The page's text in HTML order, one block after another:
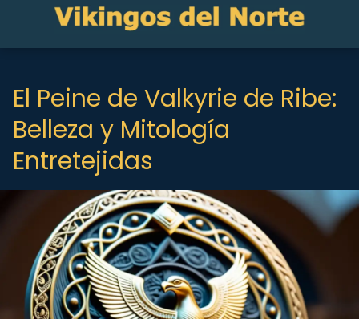
El Peine de Valkyrie de Ribe:
Belleza y Mitología
Entretejidas